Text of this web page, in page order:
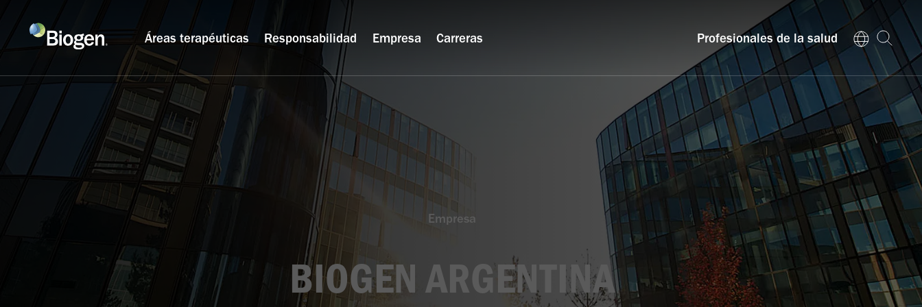
Áreas terapéuticas Responsabilidad Empresa Carreras Profesionales de la salud
Empresa
BIOGEN ARGENTINA